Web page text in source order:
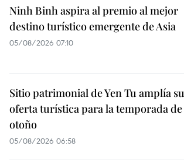
Ninh Binh aspira al premio al mejor
destino turístico emergente de Asia
05/08/2026 07:10
Sitio patrimonial de Yen Tu amplía su
oferta turística para la temporada de
otoño
05/08/2026 06:58